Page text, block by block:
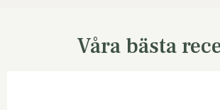
Våra bästa